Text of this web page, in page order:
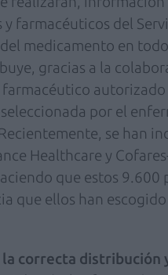
farmacéuticos del
medicamento en
gracias a la
por el
se han
Healthcare y
que estos 9.600
que ellos han
correcta distribución